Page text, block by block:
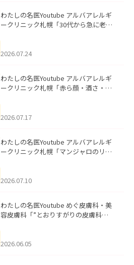
わたしの名医Youtube アルバアレルギ
ークリニック札幌「30代から急に老け
た。
2026.07.24
わたしの名医Youtube アルバアレルギ
ークリニック札幌「赤ら顔・酒さ・ニ
した。
2026.07.17
わたしの名医Youtube アルバアレルギ
ークリニック札幌「マンジャロのリア
た。
2026.07.10
わたしの名医Youtube めぐ皮膚科・美
容皮膚科「”とおりすがりの皮膚科
2026.06.05